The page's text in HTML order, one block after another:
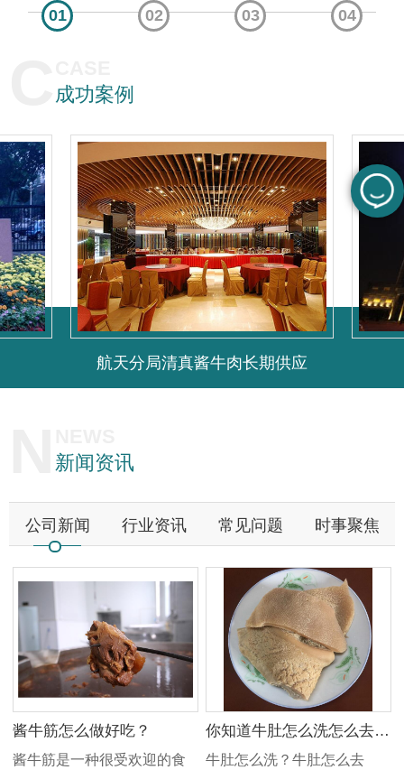
01 02 03 04
成功案例
航天分局清真酱牛肉长期供应
新闻资讯
公司新闻 行业资讯 常见问题 时事聚焦
酱牛筋怎么做好吃？
酱牛筋是一种很受欢迎的食
你知道牛肚怎么洗怎么去腥吗？
牛肚怎么洗？牛肚怎么去